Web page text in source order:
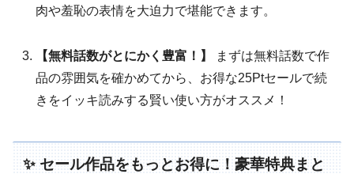
肉や羞恥の表情を大迫力で堪能できます。
【無料話数がとにかく豊富！】
まずは無料話数で作
品の雰囲気を確かめてから、お得な25Ptセールで続
きをイッキ読みする賢い使い方がオススメ！
✨ セール作品をもっとお得に！豪華特典まと